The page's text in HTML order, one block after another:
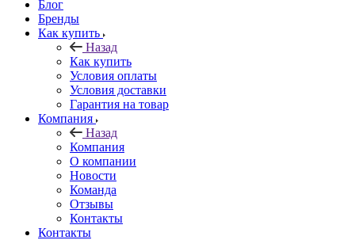
Блог
Бренды
Как купить
Назад
Как купить
Условия оплаты
Условия доставки
Гарантия на товар
Компания
Назад
Компания
О компании
Новости
Команда
Отзывы
Контакты
Контакты